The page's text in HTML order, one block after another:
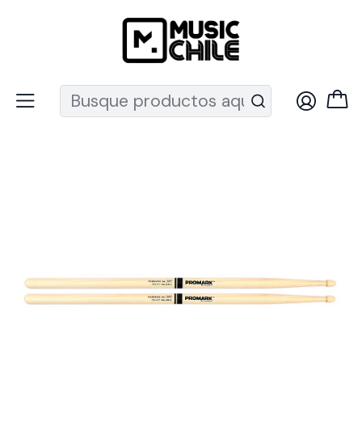
Recuerda que ahora nos puedes encontrar en el MUT
Percusión Baterías
Baquetas